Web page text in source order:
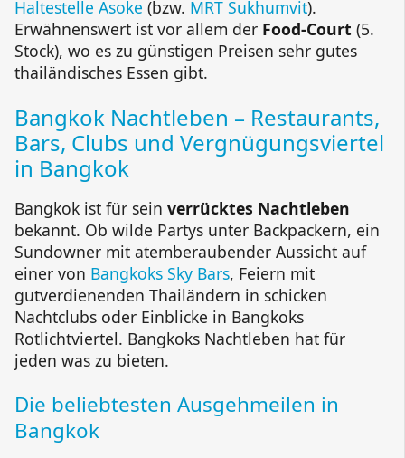
Haltestelle Asoke (bzw. MRT Sukhumvit).
Erwähnenswert ist vor allem der Food-Court (5.
Stock), wo es zu günstigen Preisen sehr gutes
thailändisches Essen gibt.
Bangkok Nachtleben – Restaurants,
Bars, Clubs und Vergnügungsviertel
in Bangkok
Bangkok ist für sein verrücktes Nachtleben
bekannt. Ob wilde Partys unter Backpackern, ein
Sundowner mit atemberaubender Aussicht auf
einer von Bangkoks Sky Bars, Feiern mit
gutverdienenden Thailändern in schicken
Nachtclubs oder Einblicke in Bangkoks
Rotlichtviertel. Bangkoks Nachtleben hat für
jeden was zu bieten.
Die beliebtesten Ausgehmeilen in
Bangkok